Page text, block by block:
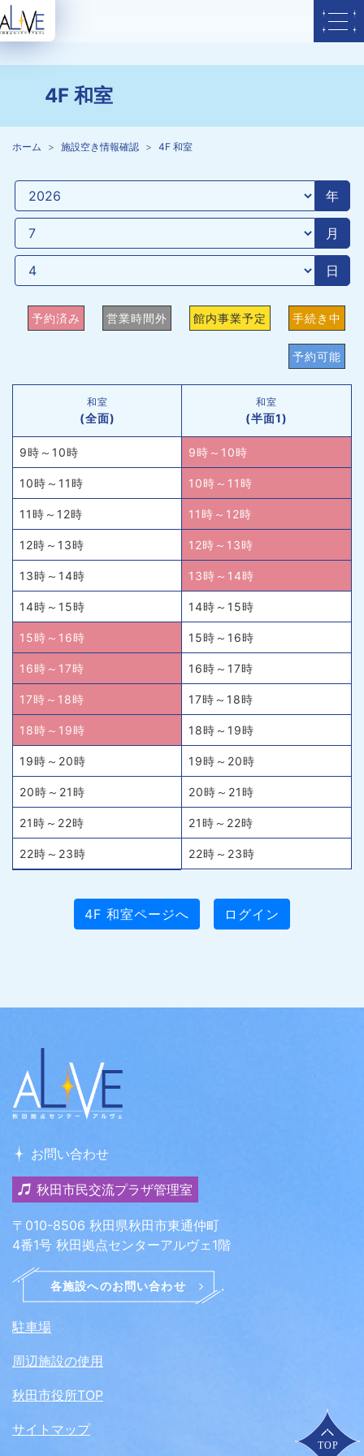
4F 和室
ホーム 施設空き情報確認 4F 和室
年
月
日
予約済み 営業時間外 館内事業予定 手続き中
予約可能
和室
(全面)
和室
(半面1)
9時～10時 9時～10時
10時～11時 10時～11時
11時～12時 11時～12時
12時～13時 12時～13時
13時～14時 13時～14時
14時～15時 14時～15時
15時～16時 15時～16時
16時～17時 16時～17時
17時～18時 17時～18時
18時～19時 18時～19時
19時～20時 19時～20時
20時～21時 20時～21時
21時～22時 21時～22時
22時～23時 22時～23時
4F 和室ページへ ログイン
お問い合わせ
秋田市民交流プラザ管理室
〒010-8506 秋田県秋田市東通仲町
4番1号 秋田拠点センターアルヴェ1階
駐車場
周辺施設の使用
秋田市役所TOP
サイトマップ